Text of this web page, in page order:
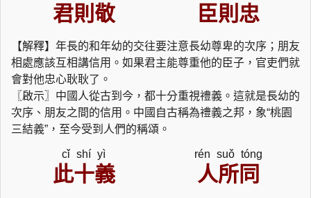
君則敬 臣則忠
【解釋】年長的和年幼的交往要注意長幼尊卑的次序；朋友
相處應該互相講信用。如果君主能尊重他的臣子，官吏們就
會對他忠心耿耿了。
〖啟示〗中國人從古到今，都十分重視禮義。這就是長幼的
次序、朋友之間的信用。中國自古稱為禮義之邦，象“桃園
三結義”，至今受到人們的稱頌。
cǐ shí yì rén suǒ tóng
此十義 人所同